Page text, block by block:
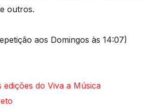
outros.
aos Domingos às 14:07)
do Viva a Música